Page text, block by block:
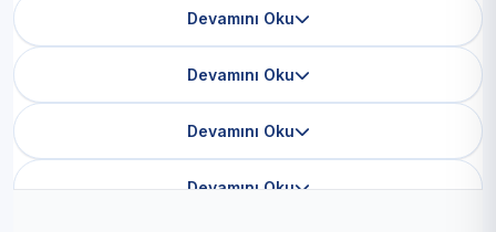
Devamını Oku
Devamını Oku
Devamını Oku
Devamını Oku